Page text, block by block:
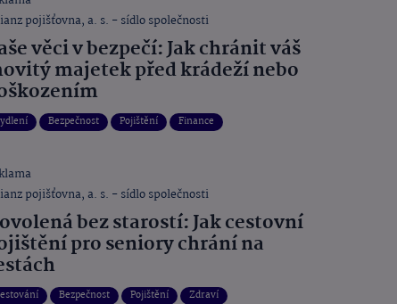
pojišťovna, a. s. - sídlo společnosti
věci v bezpečí: Jak chránit váš
majetek před krádeží nebo
Bezpečnost Pojištění Finance
pojišťovna, a. s. - sídlo společnosti
bez starostí: Jak cestovní
pro seniory chrání na
Bezpečnost Pojištění Zdraví